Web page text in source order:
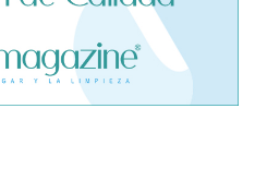
Amadeux para